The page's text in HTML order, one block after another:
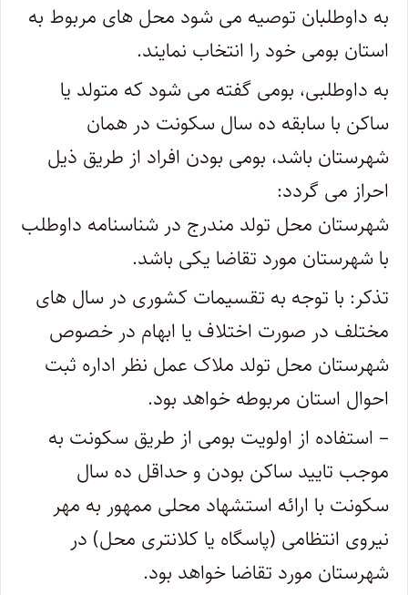
به داوطلبان توصیه می شود محل های مربوط به
استان بومی خود را انتخاب نمایند.
به داوطلبی، بومی گفته می شود که متولد یا
ساکن با سابقه ده سال سکونت در همان
شهرستان باشد، بومی بودن افراد از طریق ذیل
احراز می گردد:
شهرستان محل تولد مندرج در شناسنامه داوطلب
با شهرستان مورد تقاضا یکی باشد.
تذکر: با توجه به تقسیمات کشوری در سال های
مختلف در صورت اختلاف یا ابهام در خصوص
شهرستان محل تولد ملاک عمل نظر اداره ثبت
احوال استان مربوطه خواهد بود.
– استفاده از اولویت بومی از طریق سکونت به
موجب تایید ساکن بودن و حداقل ده سال
سکونت با ارائه استشهاد محلی ممهور به مهر
نیروی انتظامی (پاسگاه یا کلانتری محل) در
شهرستان مورد تقاضا خواهد بود.